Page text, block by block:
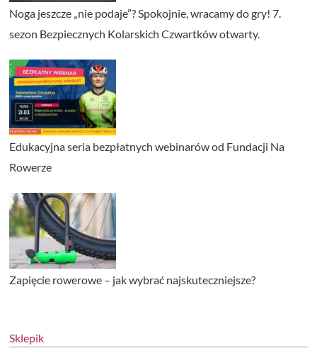
Noga jeszcze „nie podaje”? Spokojnie, wracamy do gry! 7.
sezon Bezpiecznych Kolarskich Czwartków otwarty.
Edukacyjna seria bezpłatnych webinarów od Fundacji Na
Rowerze
Zapięcie rowerowe – jak wybrać najskuteczniejsze?
Sklepik